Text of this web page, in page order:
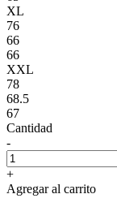
XL
76
66
66
XXL
78
68.5
67
Cantidad
-
+
Agregar al carrito